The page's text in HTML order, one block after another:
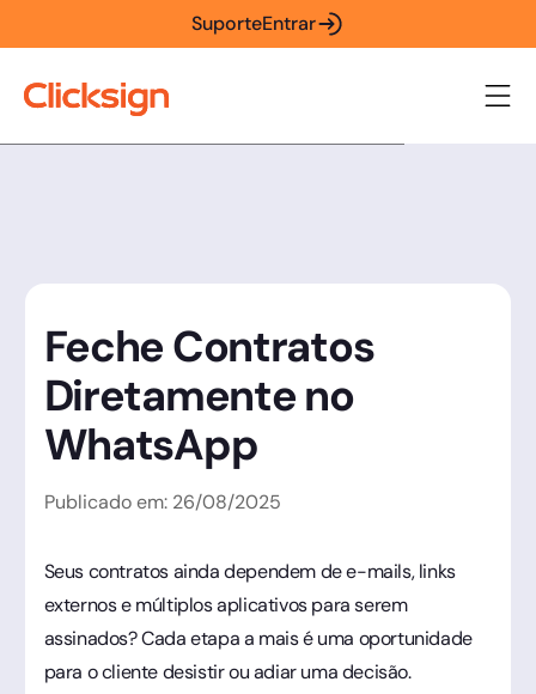
SuporteEntrar
Feche Contratos
Diretamente no
WhatsApp
Publicado em: 26/08/2025
Seus contratos ainda dependem de e-mails, links
externos e múltiplos aplicativos para serem
assinados? Cada etapa a mais é uma oportunidade
para o cliente desistir ou adiar uma decisão.